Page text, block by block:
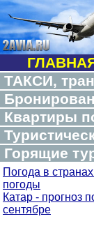
ТАКСИ,
Квартиры
Горящие
Погода в
погоды
Катар - прогноз
сентябре